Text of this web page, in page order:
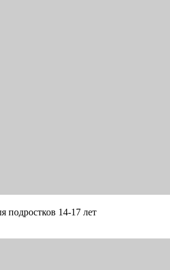
подростков 14-17 лет